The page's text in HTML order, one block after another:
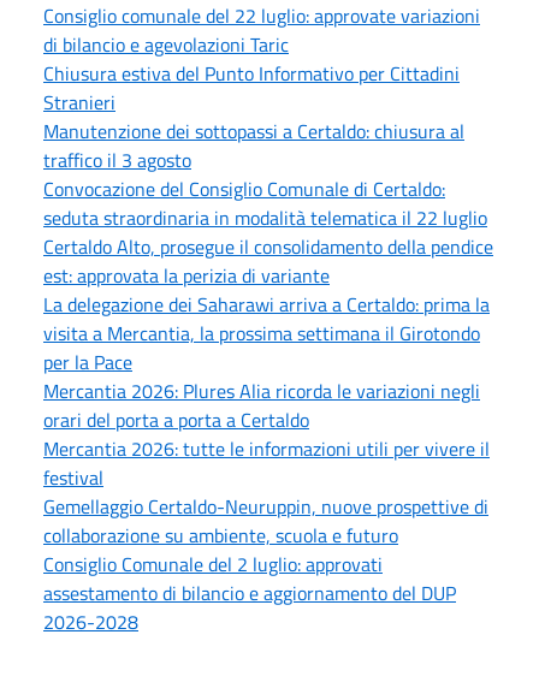
Consiglio comunale del 22 luglio: approvate variazioni
di bilancio e agevolazioni Taric
Chiusura estiva del Punto Informativo per Cittadini
Stranieri
Manutenzione dei sottopassi a Certaldo: chiusura al
traffico il 3 agosto
Convocazione del Consiglio Comunale di Certaldo:
seduta straordinaria in modalità telematica il 22 luglio
Certaldo Alto, prosegue il consolidamento della pendice
est: approvata la perizia di variante
La delegazione dei Saharawi arriva a Certaldo: prima la
visita a Mercantia, la prossima settimana il Girotondo
per la Pace
Mercantia 2026: Plures Alia ricorda le variazioni negli
orari del porta a porta a Certaldo
Mercantia 2026: tutte le informazioni utili per vivere il
festival
Gemellaggio Certaldo-Neuruppin, nuove prospettive di
collaborazione su ambiente, scuola e futuro
Consiglio Comunale del 2 luglio: approvati
assestamento di bilancio e aggiornamento del DUP
2026-2028